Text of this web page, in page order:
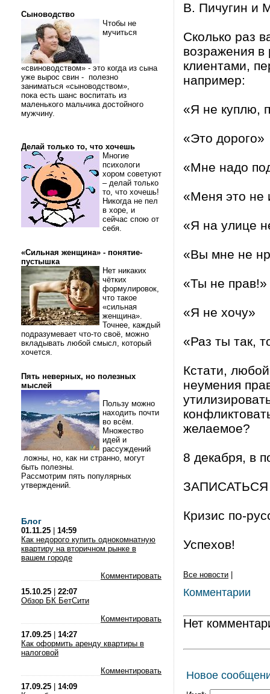
Сыноводство
Чтобы не
мучиться
«свиноводством» - это когда из сына
уже вырос свин - полезно
заниматься «сыноводством»,
пока есть шанс воспитать из
маленького мальчика достойного
мужчину.
Делай только то, что хочешь
Многие
психологи
хором советуют
– делай только
то, что хочешь!
Никогда не пел
в хоре, и
сейчас спою от
себя.
«Сильная женщина» - понятие-
пустышка
Нет никаких
чётких
формулировок,
что такое
«сильная
женщина».
Точнее, каждый
подразумевает что-то своё, можно
вкладывать любой смысл, который
хочется.
Пять неверных, но полезных
мыслей
Пользу можно
находить почти
во всём.
Множество
идей и
рассуждений
ложны, но, как ни странно, могут
быть полезны.
Рассмотрим пять популярных
утверждений.
Блог
01.11.25
14:59
Как недорого купить однокомнатную
квартиру на вторичном рынке в
вашем городе
Комментировать
15.10.25
22:07
Обзор БК БетСити
Комментировать
17.09.25
14:27
Как оформить аренду квартиры в
налоговой
Комментировать
17.09.25
14:09
В. Пичугин и
Сколько раз
возражения
клиентами,
например:
«Я не куплю,
«Это дорого»
«Мне надо
«Меня это не
«Я на улице
«Вы мне не
«Ты не прав!»
«Я не хочу»
«Раз ты так,
Кстати,
неумения
желаемое?
8 декабря, в
ЗАПИСАТЬСЯ
Кризис по-
Успехов!
Все новости
Комментарии
Нет
Новое